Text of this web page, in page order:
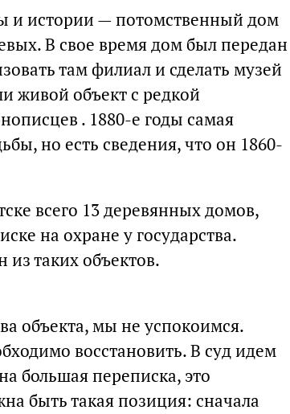
и истории — потомственный дом
В свое время дом был передан
там филиал и сделать музей
живой объект с редкой
. 1880-е годы самая
но есть сведения, что он 1860-
всего 13 деревянных домов,
на охране у государства.
таких объектов.
объекта, мы не успокоимся.
восстановить. В суд идем
большая переписка, это
быть такая позиция: сначала